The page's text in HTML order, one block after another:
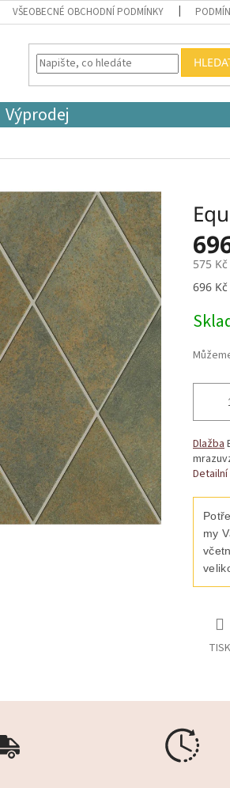
VŠEOBECNÉ OBCHODNÍ PODMÍNKY
Výprodej
575
Měrná
696
Dlažba
my
TISK